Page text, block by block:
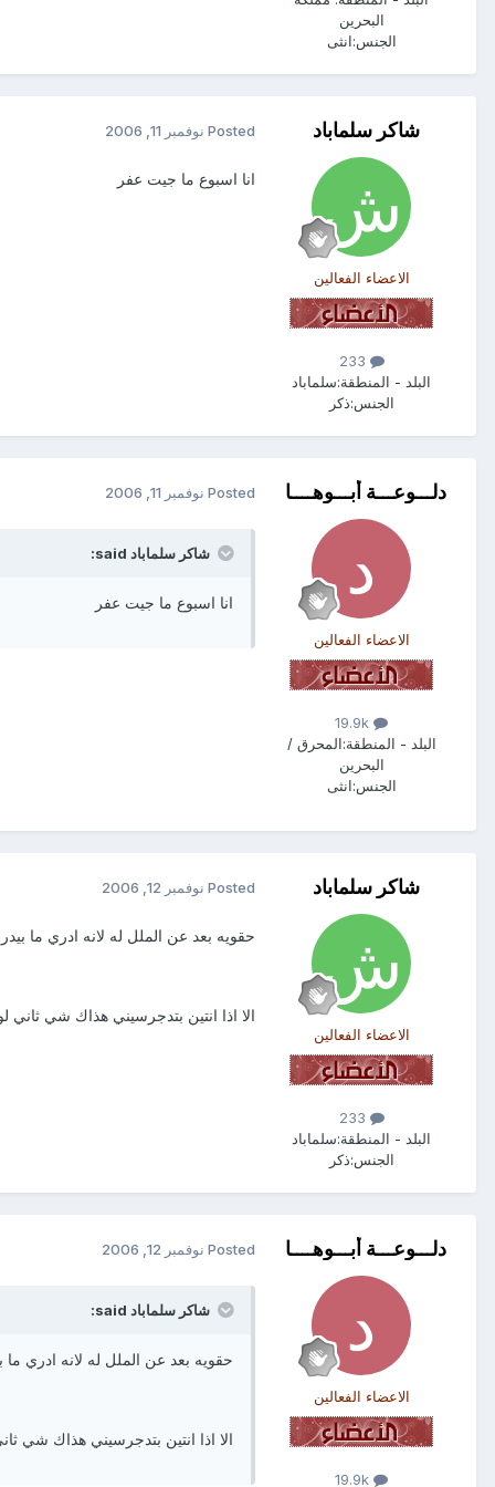
البحرين
الجنس:انثى
شاكر سلماباد
الاعضاء الفعالين
البلد - المنطقة:سلماباد
الجنس:ذكر
Posted نوفمبر 11, 2006
انا اسبوع ما جيت عفر
دلـــوعـــة أبـــوهــــا
الاعضاء الفعالين
البلد - المنطقة:المحرق /
البحرين
الجنس:انثى
Posted نوفمبر 11, 2006
شاكر سلماباد said:
انا اسبوع ما جيت عفر
شاكر سلماباد
الاعضاء الفعالين
البلد - المنطقة:سلماباد
الجنس:ذكر
Posted نوفمبر 12, 2006
حقويه بعد عن الملل له لانه ادري ما
الا اذا انتين بتدجرسيني هذاك شي ثاني
دلـــوعـــة أبـــوهــــا
الاعضاء الفعالين
Posted نوفمبر 12, 2006
شاكر سلماباد said:
حقويه بعد عن الملل له لانه ادري ما
الا اذا انتين بتدجرسيني هذاك شي